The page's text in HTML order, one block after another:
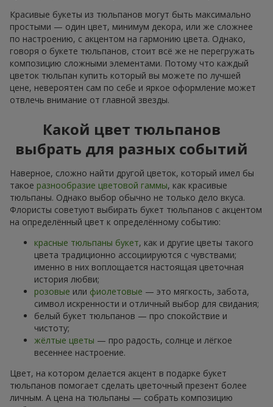
Красивые букеты из тюльпанов могут быть максимально
простыми — один цвет, минимум декора, или же сложнее
по настроению, с акцентом на гармонию цвета. Однако,
говоря о букете тюльпанов, стоит всё же не перегружать
композицию сложными элементами. Потому что каждый
цветок тюльпан купить который вы можете по лучшей
цене, невероятен сам по себе и яркое оформление может
отвлечь внимание от главной звезды.
Какой цвет тюльпанов
выбрать для разных событий
Наверное, сложно найти другой цветок, который имел бы
такое разнообразие цветовой гаммы, как красивые
тюльпаны. Однако выбор обычно не только дело вкуса.
Флористы советуют выбирать букет тюльпанов с акцентом
на определённый цвет к определённому событию:
красные тюльпаны букет, как и другие цветы такого
цвета традиционно ассоциируются с чувствами;
именно в них воплощается настоящая цветочная
история любви;
розовые или фиолетовые — это мягкость, забота,
символ искренности и отличный выбор для свидания;
белый букет тюльпанов — про спокойствие и
чистоту;
жёлтые цветы — про радость, солнце и лёгкое
весеннее настроение.
Цвет, на котором делается акцент в подарке букет
тюльпанов помогает сделать цветочный презент более
личным. А цена на тюльпаны — собрать композицию